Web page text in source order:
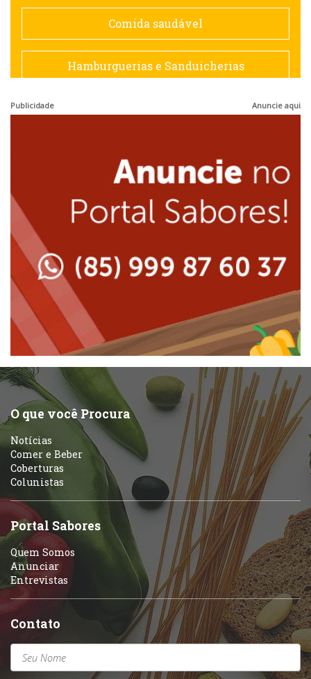
Espanhola
Francesa
Japonesa e Oriental
Lanchonetes
Massas
Peixes e Frutos do Mar
Pizzarias
Portuguesa
Self-service
Sobremesas e sorvetes
Comida saudável
Hamburguerias e Sanduicherias
Peixes e Frutos do Mar
Pizzarias
Portuguesa
Sobremesas e sorvetes
Variados
Publicidade Anuncie aqui
O que você Procura
Notícias
Comer e Beber
Coberturas
Colunistas
Portal Sabores
Quem Somos
Anunciar
Entrevistas
Contato